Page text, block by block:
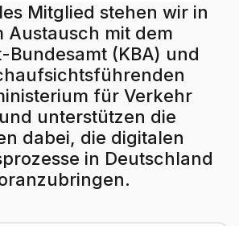
Mitglied stehen wir in
Austausch mit dem
Bundesamt (KBA) und
für Verkehr
unterstützen die
dabei, die digitalen
in Deutschland